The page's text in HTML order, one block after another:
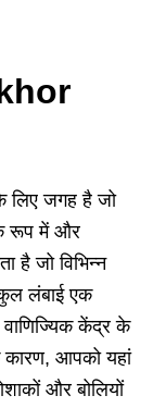
लिए जगह है जो
के रूप में और
है जो विभिन्न
लंबाई एक
वाणिज्यिक केंद्र के
कारण, आपको यहां
और बोलियों